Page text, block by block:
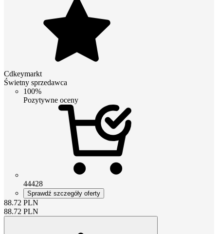
Cdkeymarkt
Świetny sprzedawca
100%
Pozytywne oceny
44428
Sprawdź szczegóły oferty
88.72 PLN
88.72 PLN